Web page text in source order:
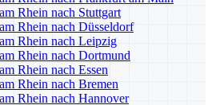
Rhein nach Stuttgart
Rhein nach Düsseldorf
Rhein nach Leipzig
Rhein nach Dortmund
Rhein nach Essen
Rhein nach Bremen
Rhein nach Hannover